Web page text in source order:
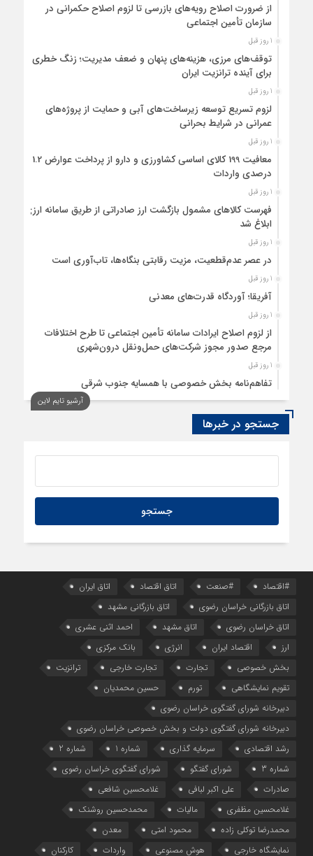
از ضرورت اصلاح رویه‌های بازرسی تا لزوم اصلاح حکمرانی در
سازمان تأمین اجتماعی
1 روز قبل
توقف‌های مرزی، هزینه‌های پنهان و ضعف مدیریت؛ زنگ خطری
برای آینده ترانزیت ایران
1 روز قبل
لزوم تسریع توسعه زیرساخت‌های آبی و حمایت از پروژه‌های
عمرانی در شرایط بحرانی
1 روز قبل
معافیت 199 کالای اساسی کشاورزی و دارو از پرداخت عوارض 1.2
درصدی واردات
1 روز قبل
فهرست کالاهای مشمول بازگشت ارز صادراتی از طریق سامانه ارزی
ابلاغ شد
1 روز قبل
در عصر عدم‌قطعیت، مزیت رقابتی بنگاه‌ها، تاب‌آوری است
1 روز قبل
آفریقا؛ آوردگاه قدرت‌های معدنی
1 روز قبل
از لزوم اصلاح ایرادات سامانه تأمین اجتماعی تا طرح اختلافات
مرجع صدور مجوز شرکت‌های حمل‌ونقل درون‌شهری
1 روز قبل
تفاهم‌نامه بخش خصوصی با همسایه جنوب شرقی
1 روز قبل
سود اقتصاد‌ها از هوش مصنوعی
آرشیو تایم لاین
جستجو در خبرها
#اقتصاد #صنعت اتاق اقتصاد
اتاق ایران
اتاق بازرگانی خراسان رضوی
اتاق بازرگانی مشهد
اتاق خراسان رضوی
اتاق مشهد
احمد اثنی عشری
ارز
اقتصاد ایران انرژی
بانک مرکزی
بخش خصوصی
تجارت تجارت خارجی
ترانزیت
تقویم نمایشگاهی
تورم
حسین محمدیان
دبیرخانه شورای گفتگوی خراسان رضوی
دبیرخانه شورای گفتگوی دولت و بخش خصوصی خراسان رضوی
رشد اقتصادی
سرمایه گذاری شماره 1
شماره 2
شماره 3
شورای گفتگو
شورای گفتگوی خراسان رضوی
صادرات
علی اکبر لبافی
غلامحسین شافعی
غلامحسین مظفری
مالیات
محمدحسین روشنک
محمدرضا توکلی زاده
محمود امتی
معدن
نمایشگاه خارجی
هوش مصنوعی واردات کارکنان